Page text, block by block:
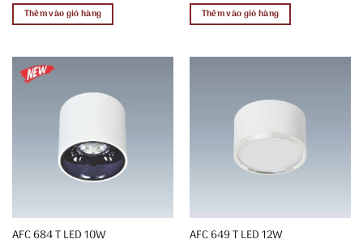
Thêm vào giỏ hàng Thêm vào giỏ hàng